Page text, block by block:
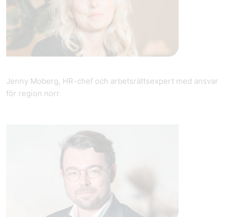
Jenny Moberg, HR-chef och arbetsrättsexpert med ansvar
för region norr